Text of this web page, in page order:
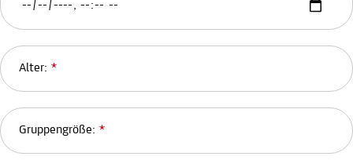
Alter: *
Gruppengröße: *